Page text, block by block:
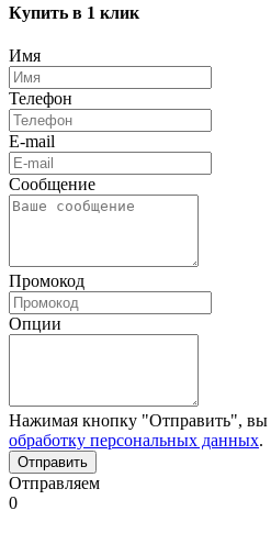
Купить в 1 клик
Имя
Телефон
E-mail
Сообщение
Промокод
Опции
Нажимая кнопку "Отправить", вы
обработку персональных данных.
Отправляем
0